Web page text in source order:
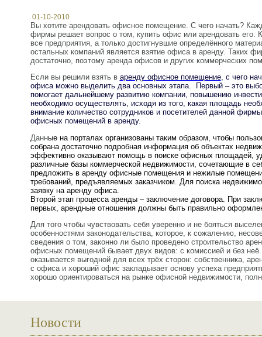
01-10-2010
Вы хотите арендовать офисное помещение. С чего начать?
фирмы решает вопрос о том, купить офис или арендовать его.
все предприятия, а только достигнувшие определённого
остальных компаний является взятие офиса в аренду. Таких
достаточно, поэтому аренда офисов и других коммерческих
Если вы решили взять в аренду офисное помещение, с чего
офиса можно выделить два основных этапа. Первый – это
помогает дальнейшему развитию компании, повышению
необходимо осуществлять, исходя из того, какая площадь
внимание количество сотрудников и посетителей данной
офисных помещений в аренду.
Данные на порталах организованы таким образом, чтобы
собрана достаточно подробная информация об объектах
эффективно оказывают помощь в поиске офисных площадей,
различные базы коммерческой недвижимости, сочетающие в
предложить в аренду офисные помещения и нежилые
требований, предъявляемых заказчиком. Для поиска
заявку на аренду офиса.
Второй этап процесса аренды – заключение договора. При
первых, арендные отношения должны быть правильно
Для того чтобы чувствовать себя уверенно и не бояться
особенностями законодательства, которое, к сожалению,
сведения о том, законно ли было проведено строительство
офисных помещений бывает двух видов: с комиссией и без
оказывается выгодной для всех трёх сторон: собственника,
с офиса и хороший офис закладывает основу успеха
хорошо ориентироваться на рынке офисной недвижимости,
Новости